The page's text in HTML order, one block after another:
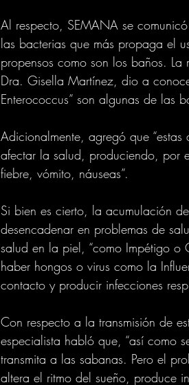
Al respecto, SEMANA se
las bacterias que más propaga el
propensos como son los baños.
Dra. Gisella Martínez, dio a
Enterococcus” son algunas de las
Adicionalmente, agregó que
afectar la salud, produciendo, por
fiebre, vómito, náuseas”.
Si bien es cierto, la acumulación
desencadenar en problemas de
salud en la piel, “como Impétigo o
haber hongos o virus como la
contacto y producir infecciones
Con respecto a la transmisión de
especialista habló que, “así como
transmita a las sabanas. Pero el
altera el ritmo del sueño, produce